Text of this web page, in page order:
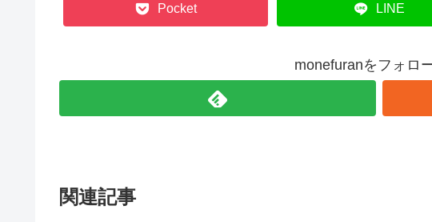
Pocket LINE
monefuranをフォロ
関連記事